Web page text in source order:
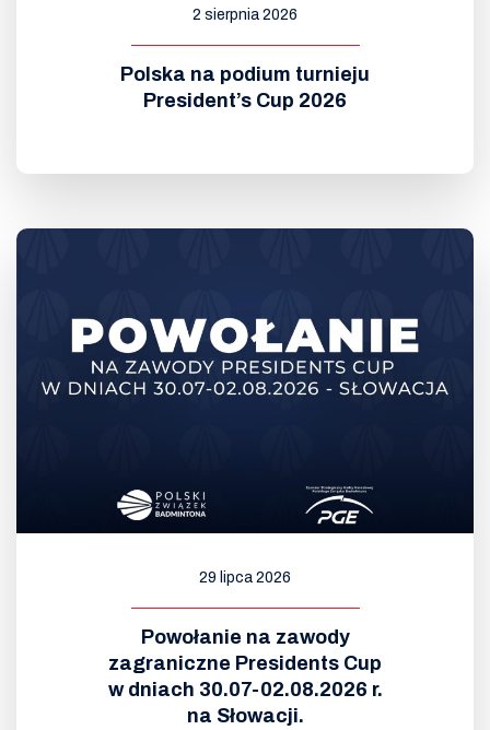
2 sierpnia 2026
Polska na podium turnieju
President’s Cup 2026
29 lipca 2026
Powołanie na zawody
zagraniczne Presidents Cup
w dniach 30.07-02.08.2026 r.
na Słowacji.